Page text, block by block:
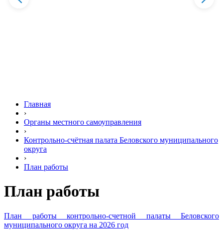
Главная
›
Органы местного самоуправления
›
Контрольно-счётная палата Беловского муниципального
округа
›
План работы
План работы
План работы контрольно-счетной палаты Беловского
муниципального округа на 2026 год